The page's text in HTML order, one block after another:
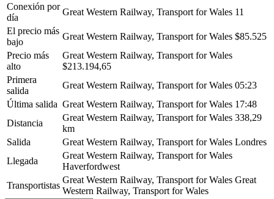
Conexión por
día
Great Western Railway, Transport for Wales 11
El precio más
bajo
Great Western Railway, Transport for Wales $85.525
Precio más
alto
Great Western Railway, Transport for Wales
$213.194,65
Primera
salida
Great Western Railway, Transport for Wales 05:23
Última salida Great Western Railway, Transport for Wales 17:48
Distancia
Great Western Railway, Transport for Wales 338,29
km
Salida
Great Western Railway, Transport for Wales Londres
Llegada
Great Western Railway, Transport for Wales
Haverfordwest
Transportistas
Great Western Railway, Transport for Wales Great
Western Railway, Transport for Wales
©CARTO, ©OpenStreetMap